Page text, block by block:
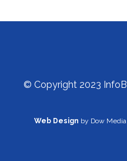
© Copyright 2023
Web Design by Dow Media